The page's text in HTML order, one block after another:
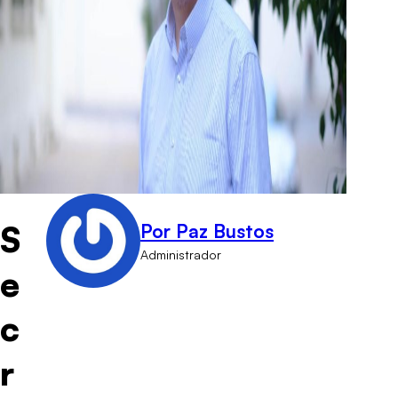
S
e
c
r
Por Paz Bustos
Administrador